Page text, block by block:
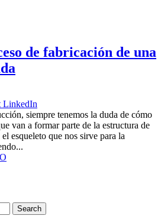
de fabricación de una
LinkedIn
siempre tenemos la duda de cómo
van a formar parte de la estructura de
esqueleto que nos sirve para la
Search